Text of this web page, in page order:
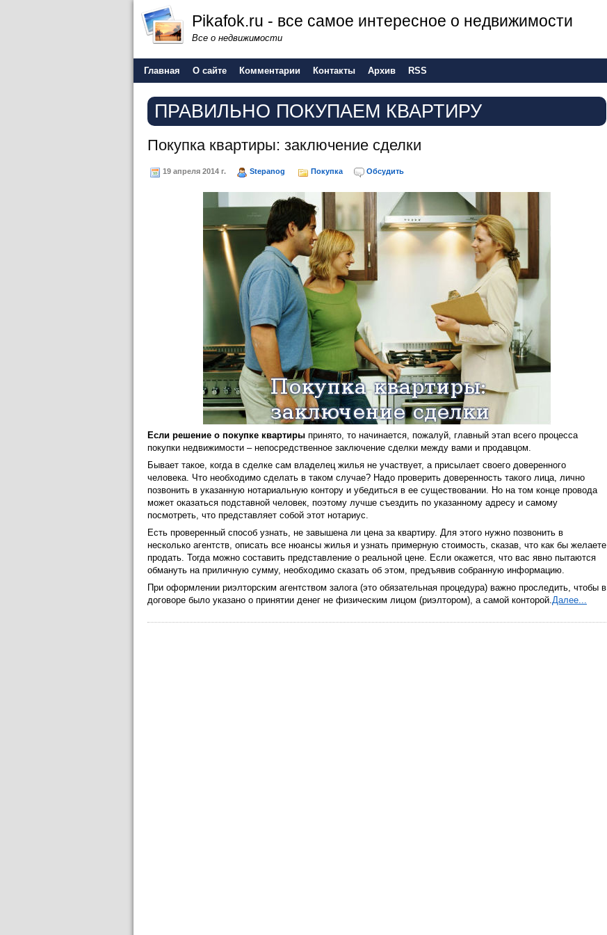
Pikafok.ru - все самое интересное о недвижимости
Все о недвижимости
Главная О сайте Комментарии Контакты Архив RSS
ПРАВИЛЬНО ПОКУПАЕМ КВАРТИРУ
Покупка квартиры: заключение сделки
19 апреля 2014 г. Stepanog Покупка Обсудить
Если решение о покупке квартиры принято, то начинается, пожалуй, главный этап всего процесса
покупки недвижимости – непосредственное заключение сделки между вами и продавцом.
Бывает такое, когда в сделке сам владелец жилья не участвует, а присылает своего доверенного
человека. Что необходимо сделать в таком случае? Надо проверить доверенность такого лица, лично
позвонить в указанную нотариальную контору и убедиться в ее существовании. Но на том конце провода
может оказаться подставной человек, поэтому лучше съездить по указанному адресу и самому
посмотреть, что представляет собой этот нотариус.
Есть проверенный способ узнать, не завышена ли цена за квартиру. Для этого нужно позвонить в
несколько агентств, описать все нюансы жилья и узнать примерную стоимость, сказав, что как бы желаете
продать. Тогда можно составить представление о реальной цене. Если окажется, что вас явно пытаются
обмануть на приличную сумму, необходимо сказать об этом, предъявив собранную информацию.
При оформлении риэлторским агентством залога (это обязательная процедура) важно проследить, чтобы в
договоре было указано о принятии денег не физическим лицом (риэлтором), а самой конторой.Далее...